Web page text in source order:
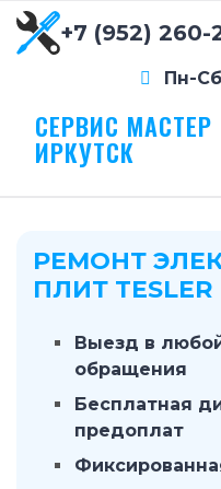
+7 (952) 260-
Пн-Сб
СЕРВИС МАСТЕР
ИРКУТСК
РЕМОНТ
ПЛИТ TESLER
Выезд в
обращения
Бесплатная
предоплат